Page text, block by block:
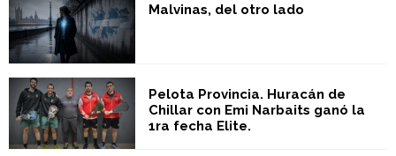
Malvinas, del otro lado
Pelota Provincia. Huracán de
Chillar con Emi Narbaits ganó la
1ra fecha Elite.